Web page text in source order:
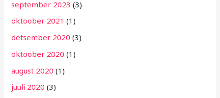
september 2023 (3)
oktoober 2021 (1)
detsember 2020 (3)
oktoober 2020 (1)
august 2020 (1)
juuli 2020 (3)